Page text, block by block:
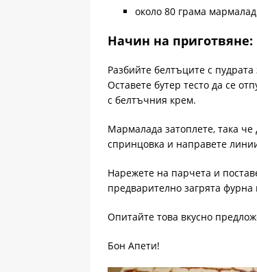
около 80 грама мармалад
Начин на приготвяне:
Разбийте белтъците с
Оставете бутер тесто да се
с белтъчния крем.
Мармалада затоплете, така
спринцовка и направете
Нарежете на парчета и
предварително загрята
Опитайте това вкусно
Бон Апети!